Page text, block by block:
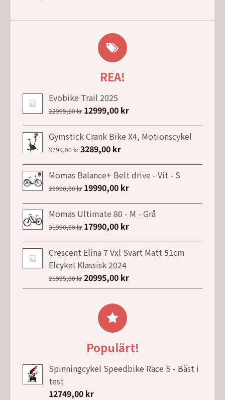
REA!
Evobike Trail 2025
22999,00kr Det
ursprungliga
priset
var:
12999,00 krDet
nuvarande
priset
Gymstick Crank Bike X4, Motionscykel
3799,00kr Det
ursprungliga
priset
var:
3289,00 krDet
nuvarande
priset
är:
Momas Balance+ Belt drive - Vit - S
29990,00kr Det
ursprungliga
priset
var:
19990,00 krDet
nuvarande
priset
är:
Momas Ultimate 80 - M - Grå
31990,00kr Det
ursprungliga
priset
var:
31990,00 kr.
17990,00 krDet
nuvarande
priset
17990,00 kr.
Crescent Elina 7 Vxl Svart Matt 51cm
Elcykel Klassisk 2024
21995,00kr Det
ursprungliga
priset
21995,00 kr.
20995,00 krDet
nuvarande
Populärt!
Spinningcykel Speedbike Race S - Bäst i
test
12749,00 kr